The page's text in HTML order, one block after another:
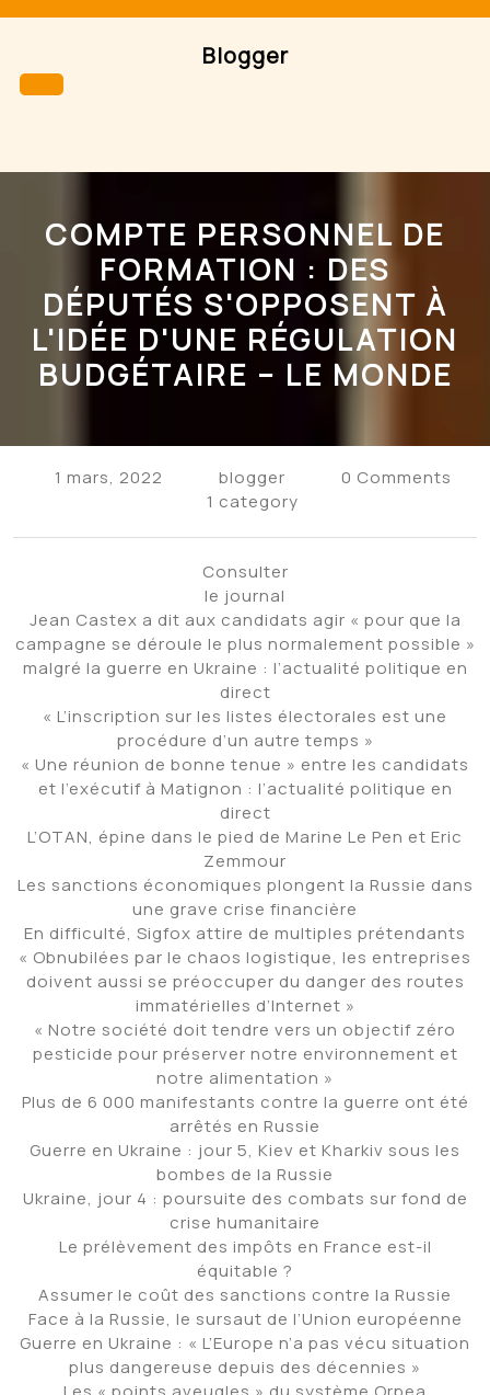
Blogger
Button
COMPTE PERSONNEL DE
FORMATION : DES
DÉPUTÉS S'OPPOSENT À
L'IDÉE D'UNE RÉGULATION
BUDGÉTAIRE – LE MONDE
1 mars, 2022 blogger
0 Comments
1 category
Consulter
le journal
Jean Castex a dit aux candidats agir « pour que la
campagne se déroule le plus normalement possible »
malgré la guerre en Ukraine : l’actualité politique en
direct
« L’inscription sur les listes électorales est une
procédure d’un autre temps »
« Une réunion de bonne tenue » entre les candidats
et l’exécutif à Matignon : l’actualité politique en
direct
L’OTAN, épine dans le pied de Marine Le Pen et Eric
Zemmour
Les sanctions économiques plongent la Russie dans
une grave crise financière
En difficulté, Sigfox attire de multiples prétendants
« Obnubilées par le chaos logistique, les entreprises
doivent aussi se préoccuper du danger des routes
immatérielles d’Internet »
« Notre société doit tendre vers un objectif zéro
pesticide pour préserver notre environnement et
notre alimentation »
Plus de 6 000 manifestants contre la guerre ont été
arrêtés en Russie
Guerre en Ukraine : jour 5, Kiev et Kharkiv sous les
bombes de la Russie
Ukraine, jour 4 : poursuite des combats sur fond de
crise humanitaire
Le prélèvement des impôts en France est-il
équitable ?
Assumer le coût des sanctions contre la Russie
Face à la Russie, le sursaut de l’Union européenne
Guerre en Ukraine : « L’Europe n’a pas vécu situation
plus dangereuse depuis des décennies »